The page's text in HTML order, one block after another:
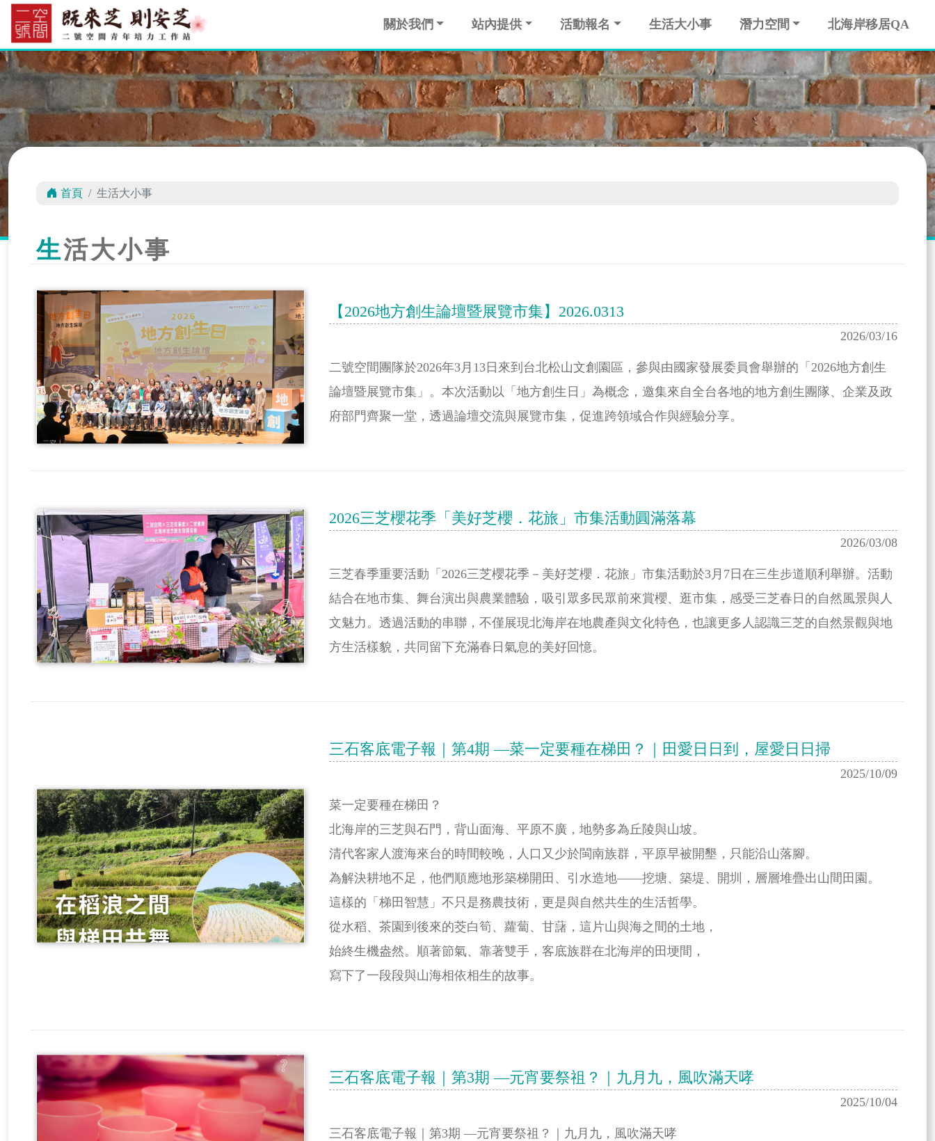
關於我們 站內提供 活動報名 生活大小事 潛力空間 北海岸移居QA
首頁 生活大小事
生活大小事
【2026地方創生論壇暨展覽市集】2026.0313
2026/03/16
二號空間團隊於2026年3月13日來到台北松山文創園區，參與由國家發展委員會舉辦的「2026地方創生
論壇暨展覽市集」。本次活動以「地方創生日」為概念，邀集來自全台各地的地方創生團隊、企業及政
府部門齊聚一堂，透過論壇交流與展覽市集，促進跨領域合作與經驗分享。
2026三芝櫻花季「美好芝櫻．花旅」市集活動圓滿落幕
2026/03/08
三芝春季重要活動「2026三芝櫻花季－美好芝櫻．花旅」市集活動於3月7日在三生步道順利舉辦。活動
結合在地市集、舞台演出與農業體驗，吸引眾多民眾前來賞櫻、逛市集，感受三芝春日的自然風景與人
文魅力。透過活動的串聯，不僅展現北海岸在地農產與文化特色，也讓更多人認識三芝的自然景觀與地
方生活樣貌，共同留下充滿春日氣息的美好回憶。
三石客底電子報｜第4期 —菜一定要種在梯田？｜田愛日日到，屋愛日日掃
2025/10/09
菜一定要種在梯田？
北海岸的三芝與石門，背山面海、平原不廣，地勢多為丘陵與山坡。
清代客家人渡海來台的時間較晚，人口又少於閩南族群，平原早被開墾，只能沿山落腳。
為解決耕地不足，他們順應地形築梯開田、引水造地——挖塘、築堤、開圳，層層堆疊出山間田園。
這樣的「梯田智慧」不只是務農技術，更是與自然共生的生活哲學。
從水稻、茶園到後來的茭白筍、蘿蔔、甘藷，這片山與海之間的土地，
始終生機盎然。順著節氣、靠著雙手，客底族群在北海岸的田埂間，
寫下了一段段與山海相依相生的故事。
三石客底電子報｜第3期 —元宵要祭祖？｜九月九，風吹滿天哮
2025/10/04
三石客底電子報｜第3期 —元宵要祭祖？｜九月九，風吹滿天哮